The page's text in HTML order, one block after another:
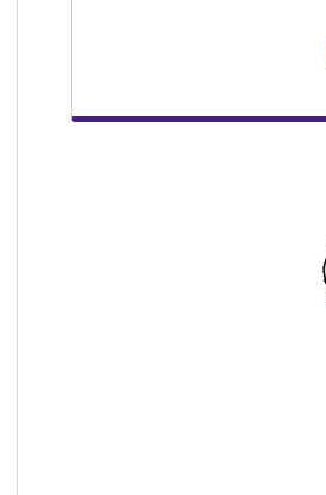
って」などとタイミン
ろう」くらいの「長期